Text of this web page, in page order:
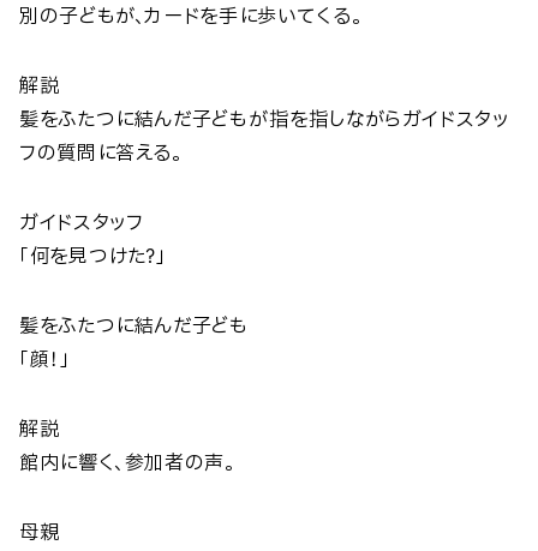
別の子どもが、カードを手に歩いてくる。
解説
髪をふたつに結んだ子どもが指を指しながらガイドスタッ
フの質問に答える。
ガイドスタッフ
「何を見つけた？」
髪をふたつに結んだ子ども
「顔！」
解説
館内に響く、参加者の声。
母親